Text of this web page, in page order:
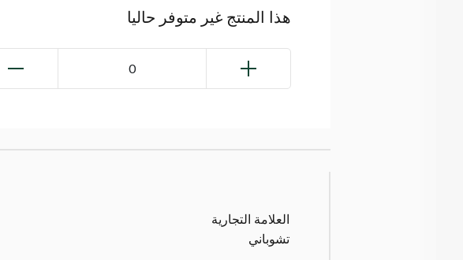
هذا المنتج غير متوفر حاليا
0
العلامة التجارية
تشوباني